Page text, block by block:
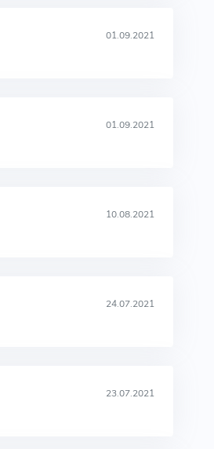
01.09.2021
01.09.2021
10.08.2021
24.07.2021
23.07.2021